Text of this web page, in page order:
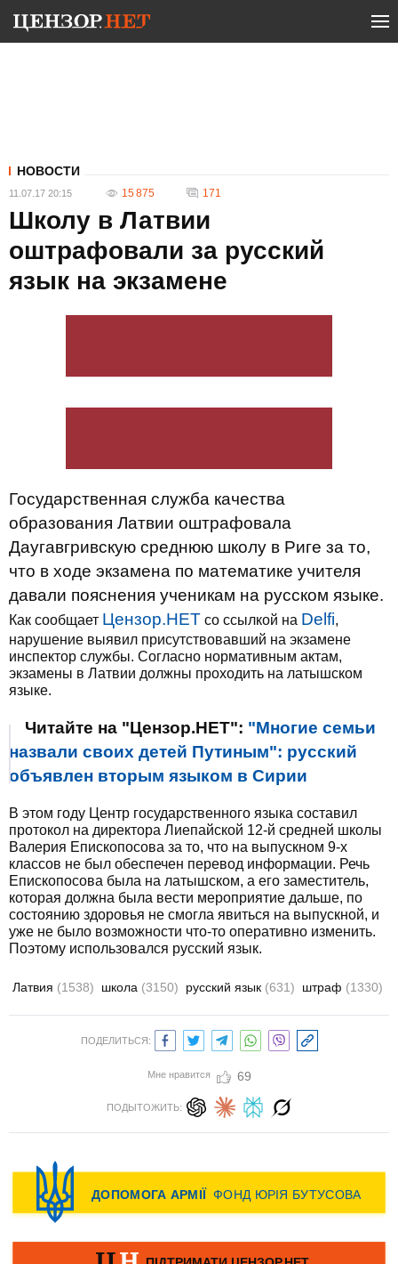
НОВОСТИ
11.07.17 20:15 15 875 171
Школу в Латвии
оштрафовали за русский
язык на экзамене
Государственная служба качества
образования Латвии оштрафовала
Даугавгривскую среднюю школу в Риге за то,
что в ходе экзамена по математике учителя
давали пояснения ученикам на русском языке.
Как сообщает Цензор.НЕТ со ссылкой на Delfi,
нарушение выявил присутствовавший на экзамене
инспектор службы. Согласно нормативным актам,
экзамены в Латвии должны проходить на латышском
языке.
Читайте на "Цензор.НЕТ": "Многие семьи
назвали своих детей Путиным": русский
объявлен вторым языком в Сирии
В этом году Центр государственного языка составил
протокол на директора Лиепайской 12-й средней школы
Валерия Епископосова за то, что на выпускном 9-х
классов не был обеспечен перевод информации. Речь
Епископосова была на латышском, а его заместитель,
которая должна была вести мероприятие дальше, по
состоянию здоровья не смогла явиться на выпускной, и
уже не было возможности что-то оперативно изменить.
Поэтому использовался русский язык.
Латвия (1538) школа (3150) русский язык (631) штраф (1330)
ПОДЕЛИТЬСЯ:
Мне нравится 69
ПОДЫТОЖИТЬ: